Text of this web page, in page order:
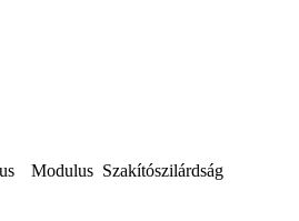
Modulus Szakítószilárdság